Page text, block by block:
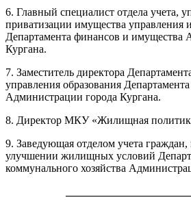
6. Главный специалист отдела учета,
приватизации имущества управления
Департамента финансов и имущества
Кургана.
7. Заместитель директора
управления образования
Администрации города Кургана.
8. Директор МКУ «Жилищная
9. Заведующая отделом учета
улучшении жилищных условий
коммунального хозяйства